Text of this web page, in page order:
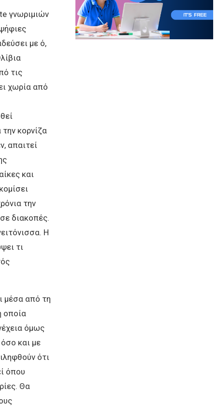
γνωριμιών
με ό,
τις
χωρία από
κορνίζα
απαιτεί
και
την
διακοπές.
Η
τι
μέσα από τη
οποία
όμως
και με
ότι
όπου
Θα